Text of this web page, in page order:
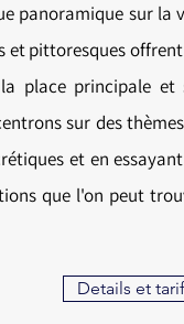
panoramique sur la
et pittoresques
place principale et
sur des
et en
que l'on peut
Details et